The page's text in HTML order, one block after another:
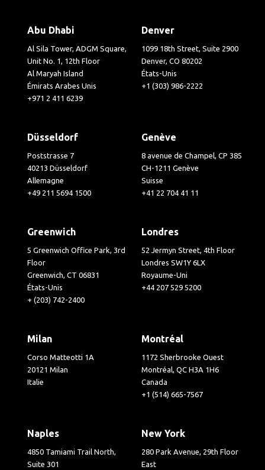
Abu Dhabi
Al Sila Tower, ADGM Square,
Unit No. 1, 12th Floor
Al Maryah Island
Émirats Arabes Unis
+971 2 411 6239
Denver
1099 18th Street, Suite 2900
Denver, CO 80202
États-Unis
+1 (303) 986-2222
Düsseldorf
Poststrasse 7
40213 Düsseldorf
Allemagne
+49 211 5694 1500
Genève
8 avenue de Champel, CP 385
CH-1211 Genève
Suisse
+41 22 704 41 11
Greenwich
5 Greenwich Office Park, 3rd
Floor
Greenwich, CT 06831
États-Unis
+ (203) 742-2400
Londres
52 Jermyn Street, 4th Floor
Londres SW1Y 6LX
Royaume-Uni
+44 207 529 5200
Milan
Corso Matteotti 1A
20121 Milan
Italie
Montréal
1172 Sherbrooke Ouest
Montréal, QC H3A 1H6
Canada
+1 (514) 665-7567
Naples
4850 Tamiami Trail North,
Suite 301
New York
280 Park Avenue, 29th Floor
East